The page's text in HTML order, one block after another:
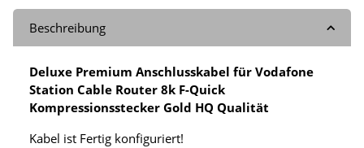
Beschreibung
Deluxe Premium Anschlusskabel für Vodafone
Station Cable Router 8k F-Quick
Kompressionsstecker Gold HQ Qualität
Kabel ist Fertig konfiguriert!